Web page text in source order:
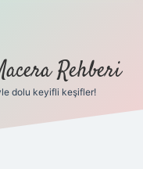
Rehberi
dolu keyifli keşifler!